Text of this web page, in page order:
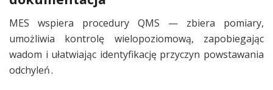
MES wspiera procedury QMS — zbiera pomiary,
umożliwia kontrolę wielopoziomową, zapobiegając
wadom i ułatwiając identyfikację przyczyn powstawania
odchyleń .